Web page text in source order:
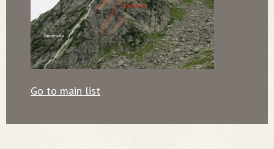
Go to main list